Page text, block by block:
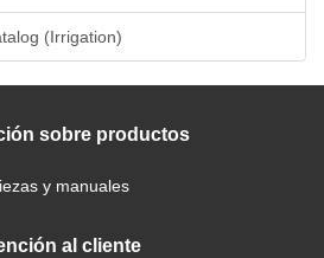
(Irrigation)
sobre productos
y manuales
al cliente